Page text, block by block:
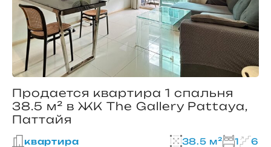
Продается квартира 1 спальня
38.5 м² в ЖК The Gallery Pattaya,
Паттайя
квартира 38.5 м² 1 6